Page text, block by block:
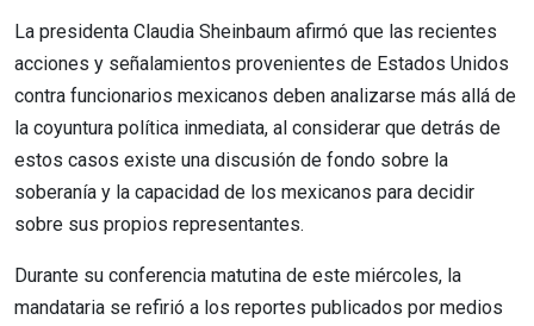
La presidenta Claudia Sheinbaum afirmó que las recientes
acciones y señalamientos provenientes de Estados Unidos
contra funcionarios mexicanos deben analizarse más allá de
la coyuntura política inmediata, al considerar que detrás de
estos casos existe una discusión de fondo sobre la
soberanía y la capacidad de los mexicanos para decidir
sobre sus propios representantes.
Durante su conferencia matutina de este miércoles, la
mandataria se refirió a los reportes publicados por medios